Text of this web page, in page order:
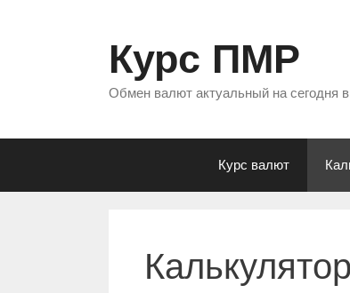
Курс ПМР
Обмен валют актуальный на сегодня
Курс валют